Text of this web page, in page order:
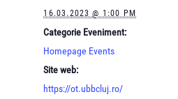
16.03.2023 @ 1:00 PM
Categorie Eveniment:
Homepage Events
Site web:
https://ot.ubbcluj.ro/